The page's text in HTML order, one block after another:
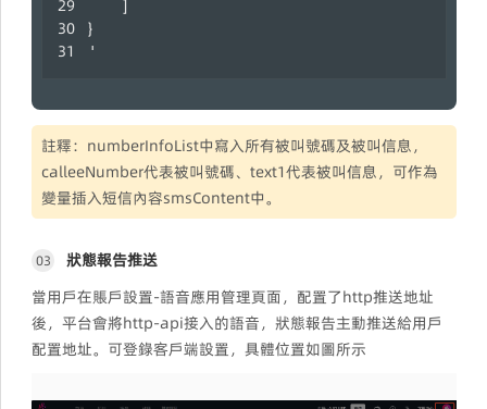
]
}
'
註釋：numberInfoList中寫入所有被叫號碼及被叫信息，
calleeNumber代表被叫號碼、text1代表被叫信息，可作為
變量插入短信內容smsContent中。
03
狀態報告推送
當用戶在賬戶設置-語音應用管理頁面，配置了http推送地址
後，平台會將http-api接入的語音，狀態報告主動推送給用戶
配置地址。可登錄客戶端設置，具體位置如圖所示